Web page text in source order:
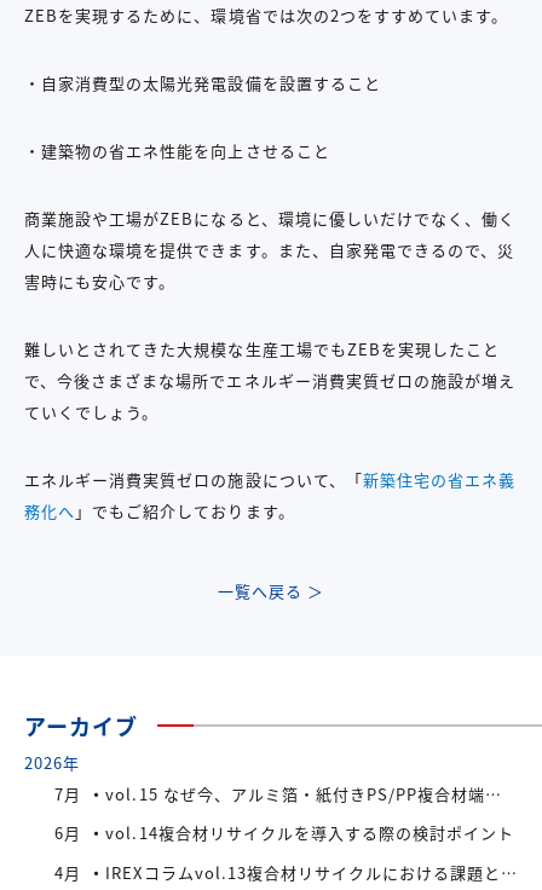
ZEBを実現するために、環境省では次の2つをすすめています。
・自家消費型の太陽光発電設備を設置すること
・建築物の省エネ性能を向上させること
商業施設や工場がZEBになると、環境に優しいだけでなく、働く
人に快適な環境を提供できます。また、自家発電できるので、災
害時にも安心です。
難しいとされてきた大規模な生産工場でもZEBを実現したこと
で、今後さまざまな場所でエネルギー消費実質ゼロの施設が増え
ていくでしょう。
エネルギー消費実質ゼロの施設について、「新築住宅の省エネ義
務化へ 」でもご紹介しております。
一覧へ戻る ＞
アーカイブ
2026年
7月
vol.15 なぜ今、アルミ箔・紙付きPS/PP複合材端材が注目されているのか
6月
vol.14複合材リサイクルを導入する際の検討ポイント
4月
IREXコラムvol.13複合材リサイクルにおける課題と今後の展望